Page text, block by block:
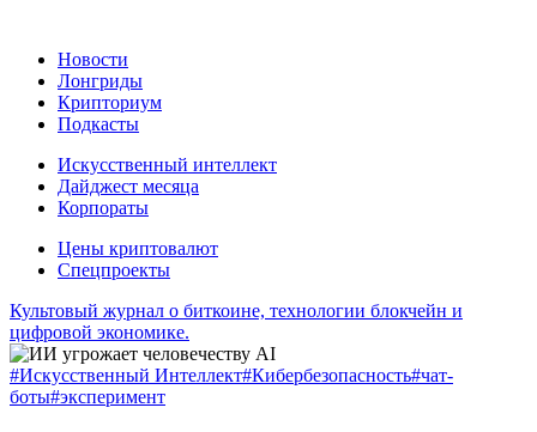
Новости
Лонгриды
Крипториум
Подкасты
Искусственный интеллект
Дайджест месяца
Корпораты
Цены криптовалют
Спецпроекты
Культовый журнал о биткоине, технологии блокчейн и
цифровой экономике.
#Искусственный Интеллект#Кибербезопасность#чат-
боты#эксперимент